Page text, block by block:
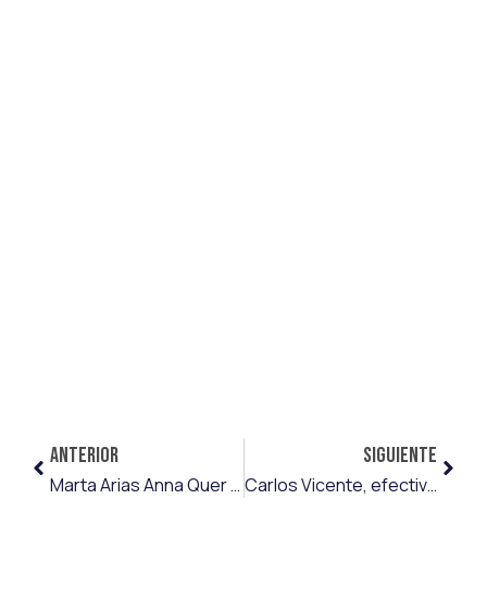
ANTERIOR
Marta Arias Anna Quer y Noelia Fernández, top-3 de la jornada 13 de Primera RFEF
SIGUIENTE
Carlos Vicente, efectividad del cien por cien desde los once metros